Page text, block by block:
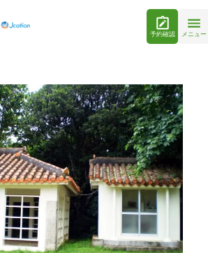
予約確認 メニュー